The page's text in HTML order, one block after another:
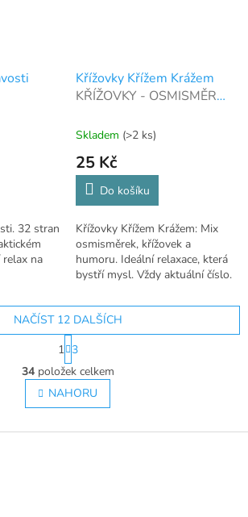
32 stran
na
Křížovky Křížem Krážem
KŘÍŽOVKY - OSMISMĚRKY
Skladem (>2 ks)
25 Kč
Do košíku
Křížovky Křížem Krážem: Mix
osmisměrek, křížovek a
humoru. Ideální relaxace, která
bystří mysl. Vždy aktuální číslo.
O
v
l
á
NAČÍST 12 DALŠÍCH
S
t
r
á
n
k
v
1 3
34položek celkem
NAHORU